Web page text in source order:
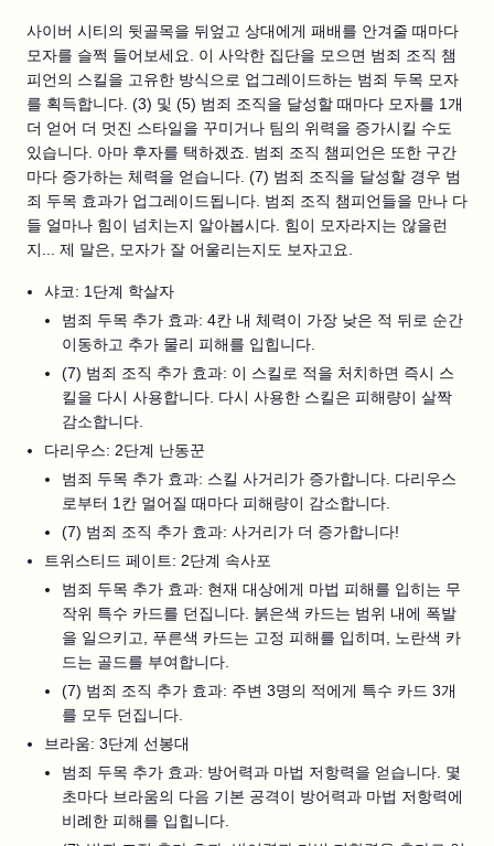
사이버 시티의 뒷골목을 뒤엎고 상대에게 패배를 안겨줄 때마다
모자를 슬쩍 들어보세요. 이 사악한 집단을 모으면 범죄 조직 챔
피언의 스킬을 고유한 방식으로 업그레이드하는 범죄 두목 모자
를 획득합니다. (3) 및 (5) 범죄 조직을 달성할 때마다 모자를 1개
더 얻어 더 멋진 스타일을 꾸미거나 팀의 위력을 증가시킬 수도
있습니다. 아마 후자를 택하겠죠. 범죄 조직 챔피언은 또한 구간
마다 증가하는 체력을 얻습니다. (7) 범죄 조직을 달성할 경우 범
죄 두목 효과가 업그레이드됩니다. 범죄 조직 챔피언들을 만나 다
들 얼마나 힘이 넘치는지 알아봅시다. 힘이 모자라지는 않을런
지... 제 말은, 모자가 잘 어울리는지도 보자고요.
샤코: 1단계 학살자
범죄 두목 추가 효과: 4칸 내 체력이 가장 낮은 적 뒤로 순간
이동하고 추가 물리 피해를 입힙니다.
(7) 범죄 조직 추가 효과: 이 스킬로 적을 처치하면 즉시 스
킬을 다시 사용합니다. 다시 사용한 스킬은 피해량이 살짝
감소합니다.
다리우스: 2단계 난동꾼
범죄 두목 추가 효과: 스킬 사거리가 증가합니다. 다리우스
로부터 1칸 멀어질 때마다 피해량이 감소합니다.
(7) 범죄 조직 추가 효과: 사거리가 더 증가합니다!
트위스티드 페이트: 2단계 속사포
범죄 두목 추가 효과: 현재 대상에게 마법 피해를 입히는 무
작위 특수 카드를 던집니다. 붉은색 카드는 범위 내에 폭발
을 일으키고, 푸른색 카드는 고정 피해를 입히며, 노란색 카
드는 골드를 부여합니다.
(7) 범죄 조직 추가 효과: 주변 3명의 적에게 특수 카드 3개
를 모두 던집니다.
브라움: 3단계 선봉대
범죄 두목 추가 효과: 방어력과 마법 저항력을 얻습니다. 몇
초마다 브라움의 다음 기본 공격이 방어력과 마법 저항력에
비례한 피해를 입힙니다.